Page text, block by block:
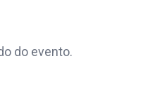
do evento.